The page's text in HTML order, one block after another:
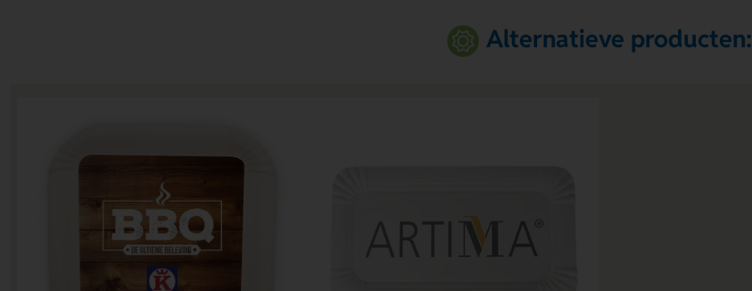
Alternatieve producten: